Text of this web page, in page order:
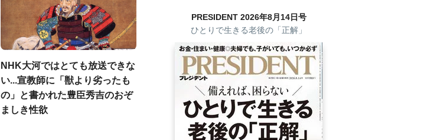
NHK大河ではとても放送できな
い...宣教師に「獣より劣ったも
の」と書かれた豊臣秀吉のおぞ
ましき性欲
PRESIDENT 2026年8月14日号
ひとりで生きる老後の「正解」